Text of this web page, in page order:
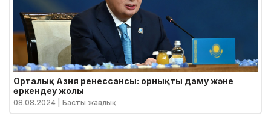
Орталық Азия ренессансы: орнықты даму және
өркендеу жолы
08.08.2024 | Басты жаңалық